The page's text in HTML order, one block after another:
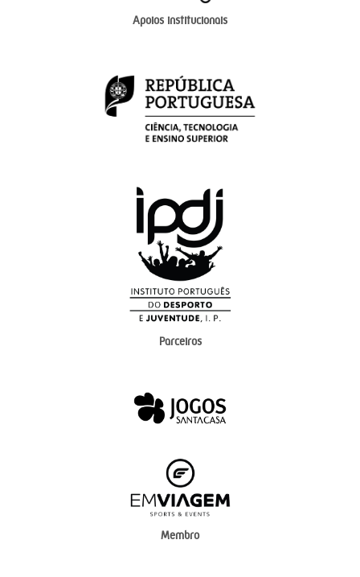
Apoios institucionais
Parceiros
Membro